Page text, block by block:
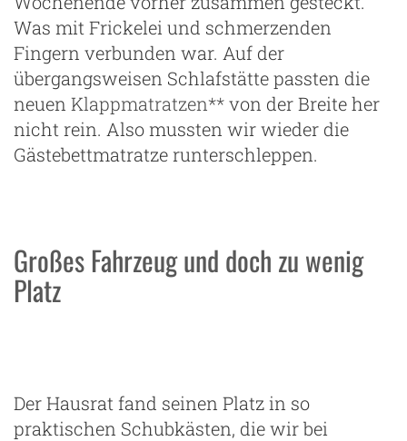
Was mit Frickelei und schmerzenden
Fingern verbunden war. Auf der
übergangsweisen Schlafstätte passten die
neuen Klappmatratzen**von der Breite her
nicht rein. Also mussten wir wieder die
Gästebettmatratze runterschleppen.
Großes Fahrzeug und doch zu wenig
Platz
Der Hausrat fand seinen Platz in so
praktischen Schubkästen, die wir bei